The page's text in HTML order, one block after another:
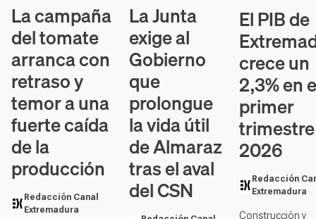
La campaña
del tomate
arranca con
retraso y
temor a una
fuerte caída
de la
producción
Redacción Canal
Extremadura
La Junta
exige al
Gobierno
que
prolongue
la vida útil
de Almaraz
tras el aval
del CSN
El PIB de
crece un
2,3% en
primer
2026
Redacción
Extremadura
Construcción y